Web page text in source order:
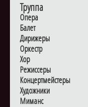
Труппа
Опера
Балет
Дирижеры
Оркестр
Хор
Режиссеры
Концертмейстеры
Художники
Миманс